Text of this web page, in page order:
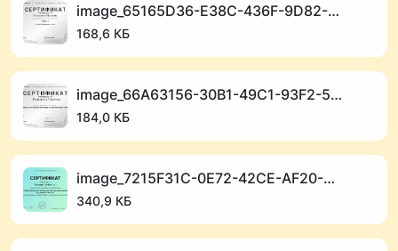
image_65165D36-E38C-436F-9D82-D22A97CF5463_1768912766.png
168,6 КБ
image_66A63156-30B1-49C1-93F2-5408B9E66B15_1768912754.png
184,0 КБ
image_7215F31C-0E72-42CE-AF20-41316AF8C0A3_1768912748.png
340,9 КБ